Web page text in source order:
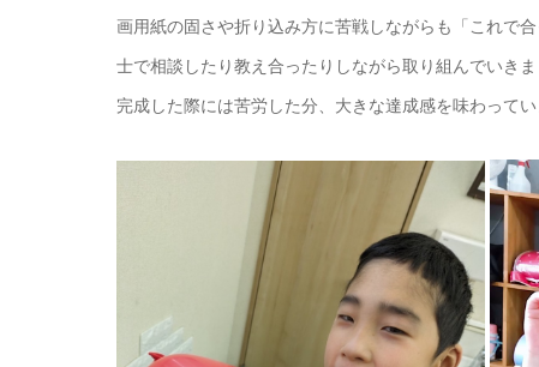
画用紙の固さや折り込み方に苦戦しながらも「これで
士で相談したり教え合ったりしながら取り組んでいきま
完成した際には苦労した分、大きな達成感を味わってい